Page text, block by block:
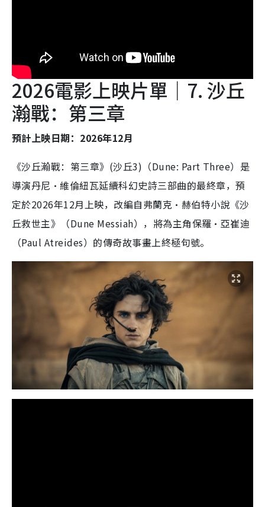
2026電影上映片單｜7. 沙丘
瀚戰：第三章
預計上映日期：2026年12月
《沙丘瀚戰：第三章》(沙丘3)（Dune: Part Three）是
導演丹尼·維倫紐瓦延續科幻史詩三部曲的最終章，預
定於2026年12月上映，改編自弗蘭克·赫伯特小說《沙
丘救世主》（Dune Messiah），將為主角保羅·亞崔迪
（Paul Atreides）的傳奇故事畫上終極句號。